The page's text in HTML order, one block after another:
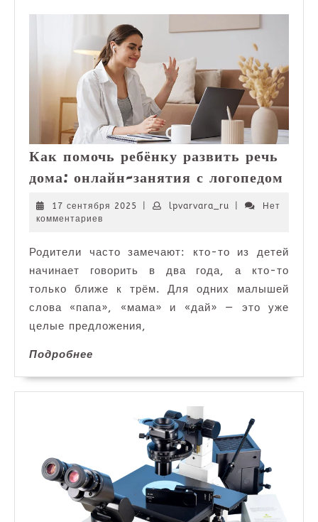
Как помочь ребёнку развить речь
дома: онлайн-занятия с логопедом
с
17 сентября 2025 17
lpvarvara_ru lpvarvara_ru
Нет
комментариев
Родители часто замечают: кто-то из детей
начинает говорить в два года, а кто-то
только ближе к трём. Для одних малышей
слова «папа», «мама» и «дай» — это уже
целые предложения,
Подробнее